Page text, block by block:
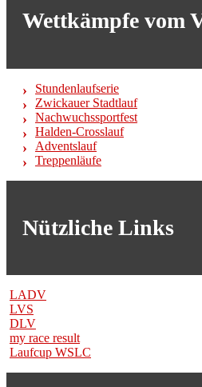
Wettkämpfe vom
Stundenlaufserie
Zwickauer Stadtlauf
Nachwuchssportfest
Halden-Crosslauf
Adventslauf
Treppenläufe
Nützliche Links
LADV
LVS
DLV
my race result
Laufcup WSLC